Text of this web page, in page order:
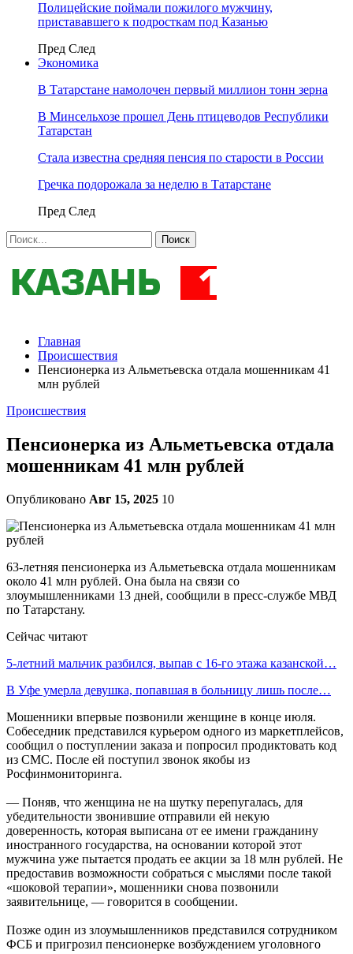
Полицейские поймали пожилого мужчину,
пристававшего к подросткам под Казанью
Пред След
Экономика
В Татарстане намолочен первый миллион тонн зерна
В Минсельхозе прошел День птицеводов Республики
Татарстан
Стала известна средняя пенсия по старости в России
Гречка подорожала за неделю в Татарстане
Пред След
Главная
Происшествия
Пенсионерка из Альметьевска отдала мошенникам 41
млн рублей
Происшествия
Пенсионерка из Альметьевска отдала
мошенникам 41 млн рублей
Опубликовано Авг 15, 2025 10
63-летняя пенсионерка из Альметьевска отдала мошенникам
около 41 млн рублей. Она была на связи со
злоумышленниками 13 дней, сообщили в пресс-службе МВД
по Татарстану.
Сейчас читают
5-летний мальчик разбился, выпав с 16-го этажа казанской…
В Уфе умерла девушка, попавшая в больницу лишь после…
Мошенники впервые позвонили женщине в конце июля.
Собеседник представился курьером одного из маркетплейсов,
сообщил о поступлении заказа и попросил продиктовать код
из СМС. После ей поступил звонок якобы из
Росфинмониторинга.
— Поняв, что женщина не на шутку перепугалась, для
убедительности звонившие отправили ей некую
доверенность, которая выписана от ее имени гражданину
иностранного государства, на основании которой этот
мужчина уже пытается продать ее акции за 18 млн рублей. Не
предоставив возможности собраться с мыслями после такой
«шоковой терапии», мошенники снова позвонили
заявительнице, — говорится в сообщении.
Позже один из злоумышленников представился сотрудником
ФСБ и пригрозил пенсионерке возбуждением уголовного